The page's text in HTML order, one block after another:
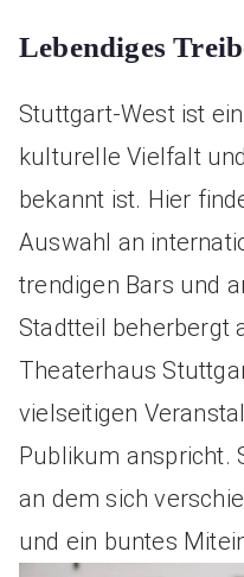
Lebendiges
Stuttgart-West ist
kulturelle Vielfalt
bekannt ist. Hier
Auswahl an
trendigen Bars und
Stadtteil beherbergt
Theaterhaus
vielseitigen
Publikum anspricht.
an dem sich
und ein buntes